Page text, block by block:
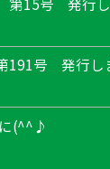
191号 発行し
(^^♪